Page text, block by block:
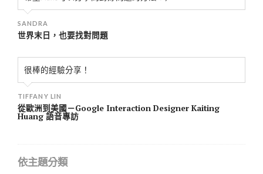
SANDRA
世界末日，也要找對問題
很棒的經驗分享！
TIFFANY LIN
從歐洲到美國－Google Interaction Designer Kaiting
Huang 語音專訪
依主題分類